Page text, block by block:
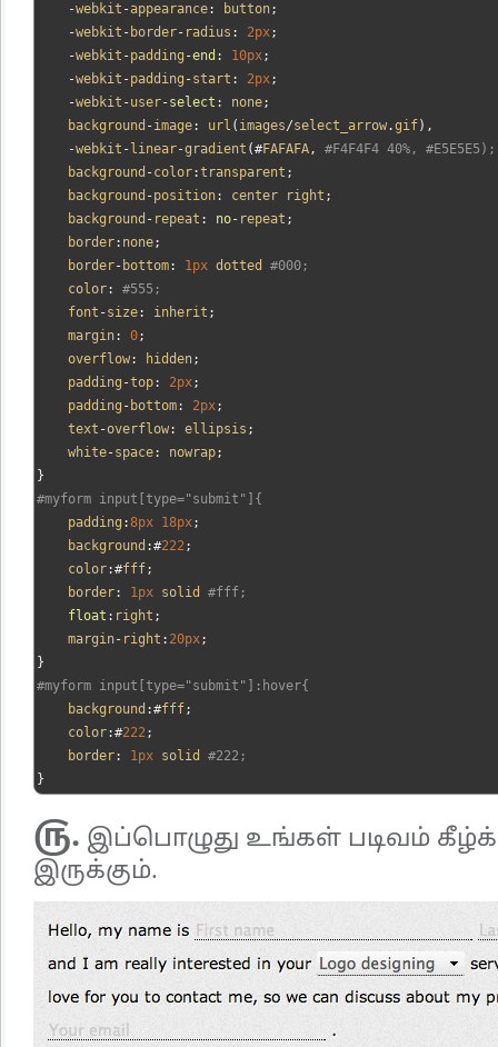
-webkit -appearance: button;
-webkit - border- radius : 2px;
-webkit -padding -end : 10px;
-webkit -padding -start : 2px;
-webkit -user-select : none;
    background
-image: url ( images/select_arrow.gif),
-webkit - linear-gradient (#FAFAFA,
#F4F4F4 40%, #E5E5E5);
    background
-color:transparent ;
    background
-position: center right ;
    background
- repeat : no- repeat ;
    border
: none;
    border
- bottom: 1px dotted #000;
    color
:
#555;
    font
-size: inherit ;
    margin
: 0;
    overflow
: hidden;
    padding
-top: 2px;
    padding
- bottom: 2px;
    text
-overflow: ellipsis ;
    white
-space: nowrap;
}
#myform input[type="submit"]{
    padding
:8px 18px;
    background
:#222;
    color
:#fff;
    border
: 1px solid #fff;
float : right ;
    margin
- right : 20px;
}
#myform input[type="submit"]:hover{
    background
:#fff;
    color
:#222;
    border
: 1px solid #222;
}
௫. இப்பொழுது உங்கள் படிவம்
இருக்கும்.